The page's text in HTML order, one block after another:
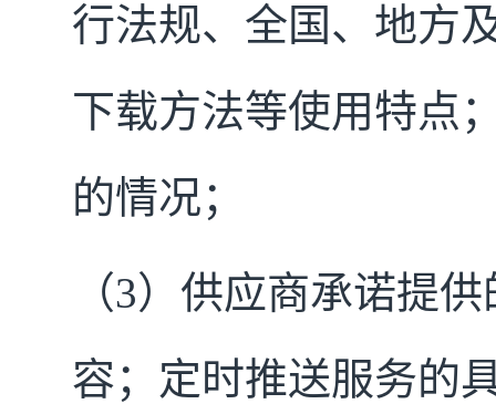
行法规、全国、地方
下载方法等使用特点
的情况；
（3）供应商承诺提
容；定时推送服务的